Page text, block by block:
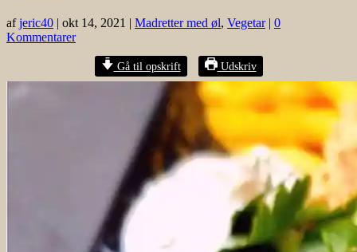
afjeric40 | okt 14, 2021 | Madretter med øl, Vegetar| 0
Kommentarer
Gå til opskrift Udskriv